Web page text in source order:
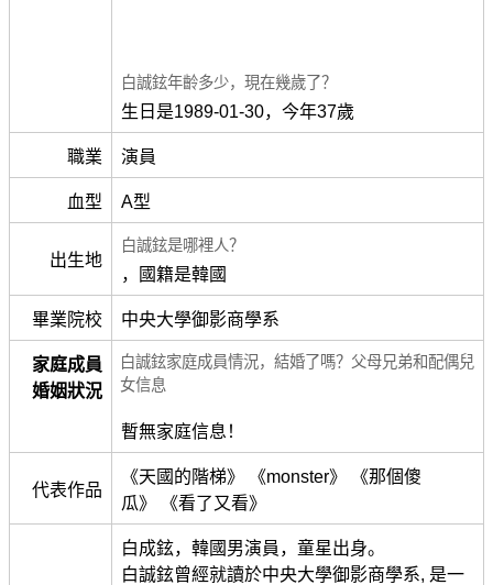
白誠鉉年齡多少，現在幾歲了？
生日是1989-01-30，今年37歲
職業 演員
血型 A型
出生地
白誠鉉是哪裡人？
，國籍是韓國
畢業院校 中央大學御影商學系
家庭成員
婚姻狀況
白誠鉉家庭成員情況，結婚了嗎？父母兄弟和配偶兒
女信息
暫無家庭信息！
代表作品
《天國的階梯》 《monster》 《那個傻
瓜》 《看了又看》
白成鉉，韓國男演員，童星出身。
白誠鉉曾經就讀於中央大學御影商學系, 是一